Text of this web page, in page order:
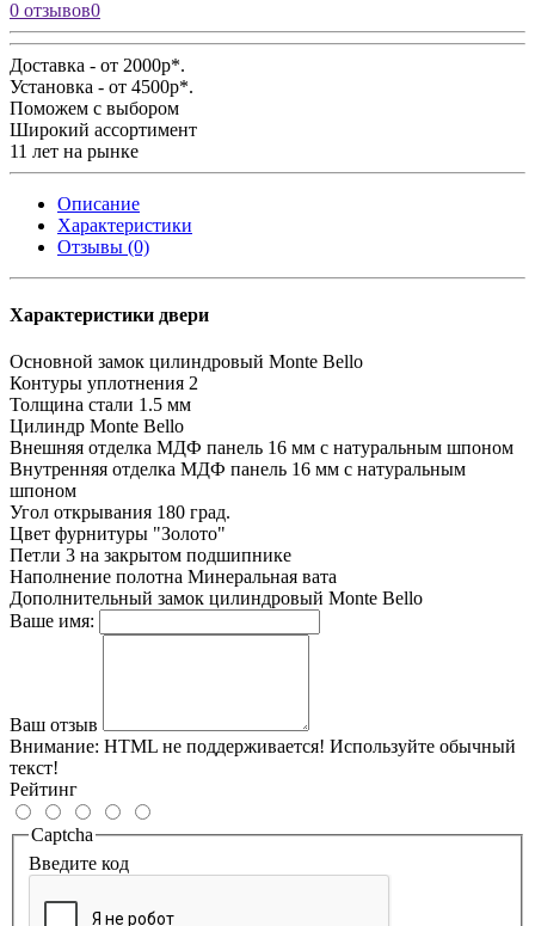
0 отзывов0
Доставка - от 2000р*.
Установка - от 4500р*.
Поможем с выбором
Широкий ассортимент
11 лет на рынке
Описание
Характеристики
Отзывы (0)
Характеристики двери
Основной замок цилиндровый Monte Bello
Контуры уплотнения 2
Толщина стали 1.5 мм
Цилиндр Monte Bello
Внешняя отделка МДФ панель 16 мм с натуральным шпоном
Внутренняя отделка МДФ панель 16 мм с натуральным
шпоном
Угол открывания 180 град.
Цвет фурнитуры "Золото"
Петли 3 на закрытом подшипнике
Наполнение полотна Минеральная вата
Дополнительный замок цилиндровый Monte Bello
Ваше имя:
Ваш отзыв
Внимание: HTML не поддерживается! Используйте обычный
текст!
Рейтинг
Captcha
Введите код